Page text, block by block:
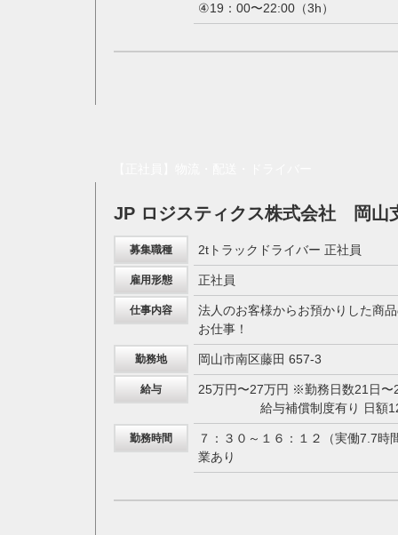
④19：00〜22:00（3h）
JP ロジスティクス株式会社 岡山
募集職種 2tトラックドライバー 正社員
雇用形態 正社員
仕事内容
法人のお客様からお預かりした商
お仕事！
勤務地 岡山市南区藤田 657-3
給与
25万円〜27万円 ※勤務日数21日〜
給与補償制度有り 日額
勤務時間
７：３０～１６：１２（実働7.7
業あり